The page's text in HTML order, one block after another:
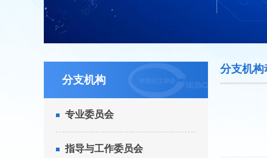
分支机构
专业委员会
指导与工作委员会
分支机构